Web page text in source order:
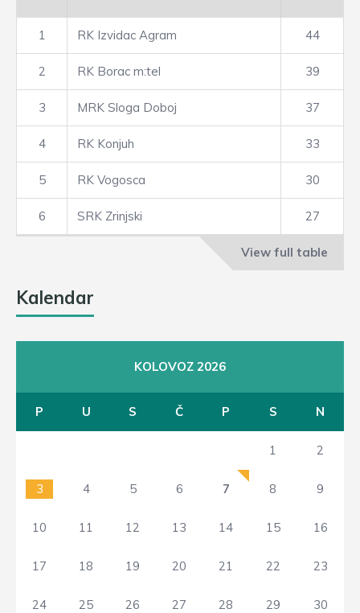
1 RK Izvidac Agram 44
2 RK Borac m:tel 39
3 MRK Sloga Doboj 37
4 RK Konjuh 33
5 RK Vogosca 30
6 SRK Zrinjski 27
View full table
Kalendar
KOLOVOZ 2026
P U S Č P S N
1 2
3 4 5 6 7 8 9
10 11 12 13 14 15 16
17 18 19 20 21 22 23
24 25 26 27 28 29 30